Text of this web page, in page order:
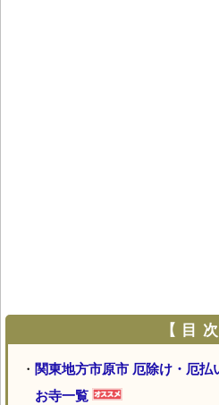
【 目 次
・ 関東地方市原市 厄除け・厄払
お寺一覧